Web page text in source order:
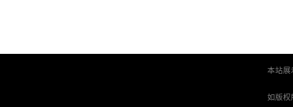
本站展
如版权